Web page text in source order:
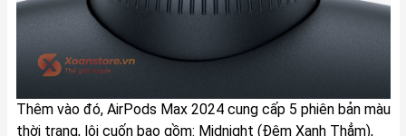
Thêm vào đó, AirPods Max 2024 cung cấp 5 phiên bản màu
thời trang, lôi cuốn bao gồm: Midnight (Đêm Xanh Thẳm),